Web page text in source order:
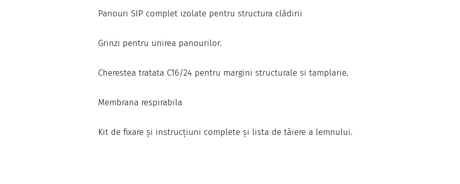
Panouri SIP complet izolate pentru structura clădirii
Grinzi pentru unirea panourilor.
Cherestea tratata C16/24 pentru margini structurale si tamplarie.
Membrana respirabila
Kit de fixare și instrucțiuni complete și lista de tăiere a lemnului.